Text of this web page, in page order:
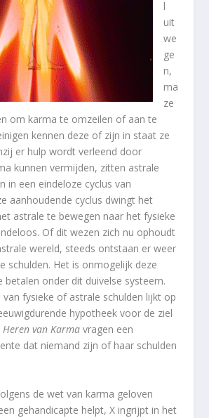
l
uit
we
ge
n,
ma
ze
om karma te omzeilen of aan te
kennen deze of zijn in staat ze
er hulp wordt verleend door
kunnen vermijden, zitten astrale
in een eindeloze cyclus van
aanhoudende cyclus dwingt het
astrale te bewegen naar het fysieke
Of dit wezen zich nu ophoudt
wereld, steeds ontstaan er weer
schulden. Het is onmogelijk deze
betalen onder dit duivelse systeem.
van fysieke of astrale schulden lijkt op
hypotheek voor de ziel
Heren van Karma vragen een
dat niemand zijn of haar schulden
de wet van karma geloven
een gehandicapte helpt, X ingrijpt in het